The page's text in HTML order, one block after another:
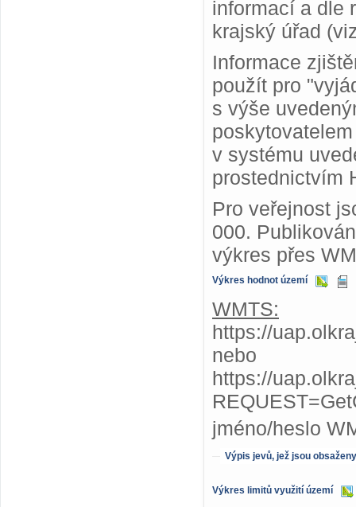
informací a dle
krajský úřad
Informace
použít pro
s výše
v systému
prostednictvím
Pro veřejnost
000.
výkres přes
Výkres hodnot území
WMTS:
https://
nebo
https://
jméno/heslo
Výpis jevů, jež jsou
Výkres limitů využití území